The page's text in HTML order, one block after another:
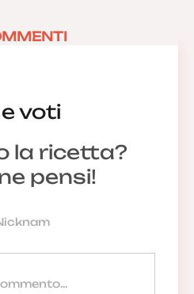
voti
la ricetta?
pensi!